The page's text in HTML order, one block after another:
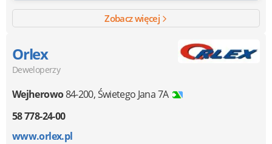
Zobacz więcej
Orlex
Deweloperzy
Wejherowo84-200,Świetego Jana 7A
58 778-24-00
www.orlex.pl